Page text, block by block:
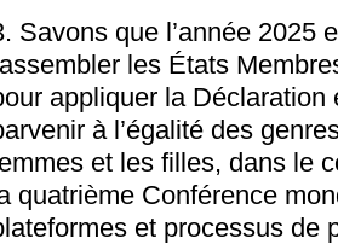
Savons que l’année 2025
les États
appliquer la Déclaration
à l’égalité des
et les filles, dans le
quatrième Conférence
et processus de